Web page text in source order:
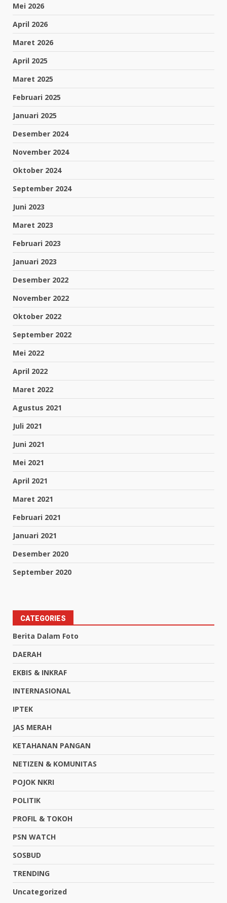
Mei 2026
April 2026
Maret 2026
April 2025
Maret 2025
Februari 2025
Januari 2025
Desember 2024
November 2024
Oktober 2024
September 2024
Juni 2023
Maret 2023
Februari 2023
Januari 2023
Desember 2022
November 2022
Oktober 2022
September 2022
Mei 2022
April 2022
Maret 2022
Agustus 2021
Juli 2021
Juni 2021
Mei 2021
April 2021
Maret 2021
Februari 2021
Januari 2021
Desember 2020
September 2020
CATEGORIES
Berita Dalam Foto
DAERAH
EKBIS & INKRAF
INTERNASIONAL
IPTEK
JAS MERAH
KETAHANAN PANGAN
NETIZEN & KOMUNITAS
POJOK NKRI
POLITIK
PROFIL & TOKOH
PSN WATCH
SOSBUD
TRENDING
Uncategorized